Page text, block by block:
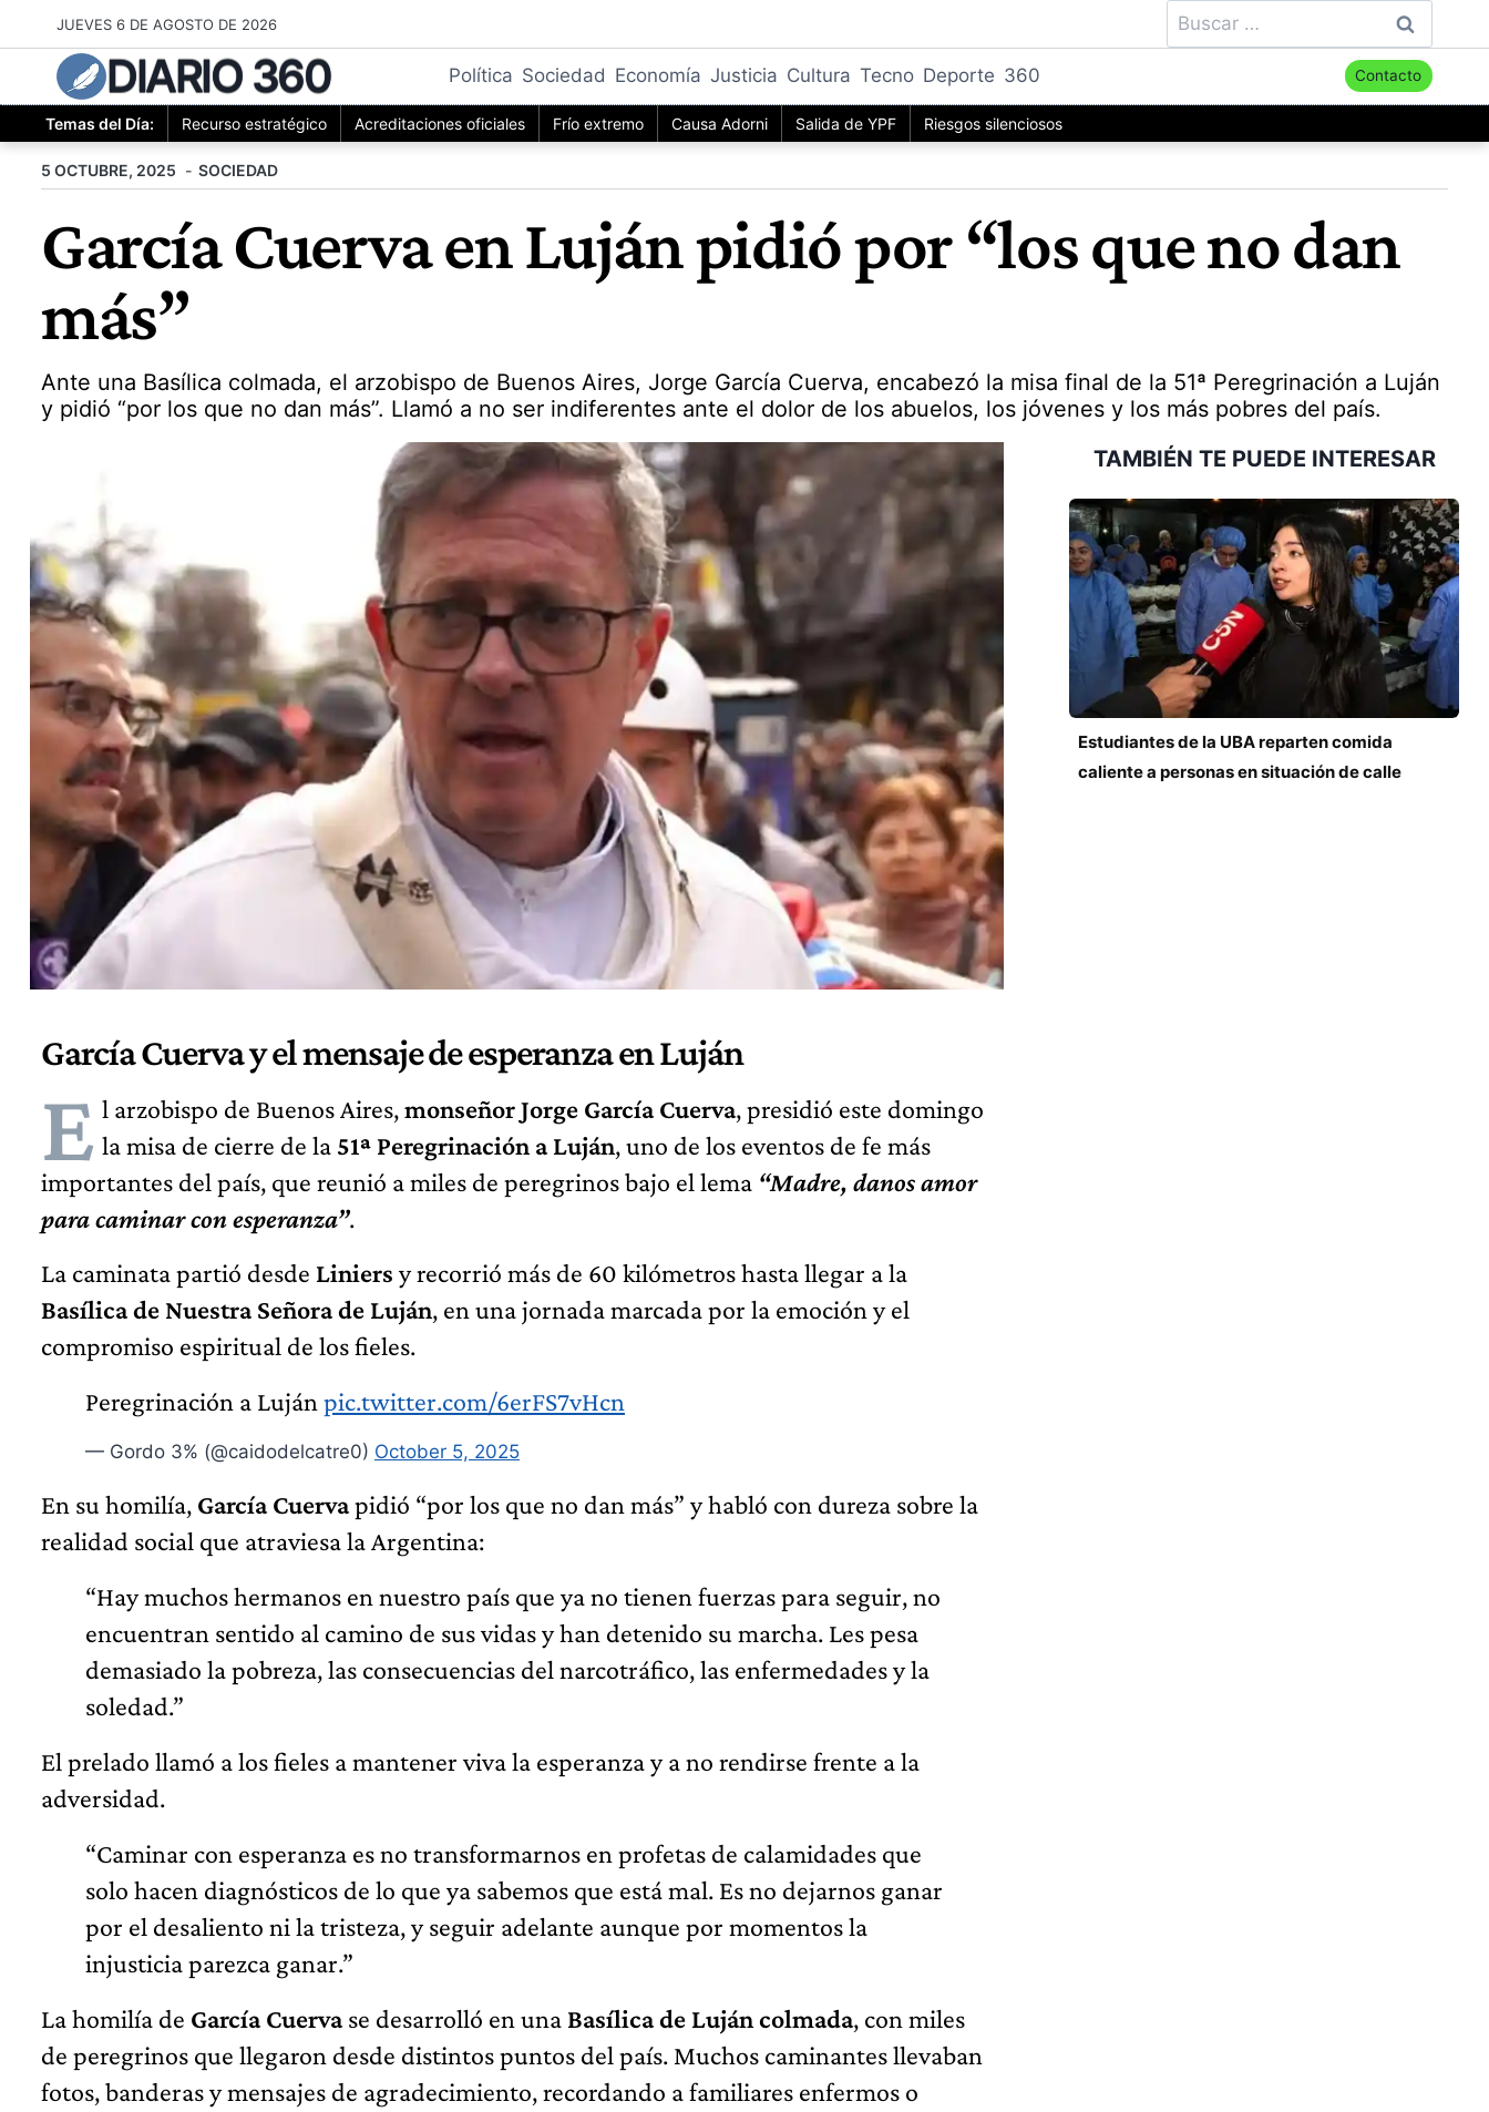
al
contenido
JUEVES 6 DE AGOSTO DE 2026 Buscar:
DIARIO 360 Política Sociedad Economía Justicia Cultura Tecno Deporte 360 Contacto
Temas del Día: Recurso estratégico Acreditaciones oficiales Frío extremo Causa Adorni Salida de YPF Riesgos silenciosos
5 OCTUBRE, 2025 SOCIEDAD
García Cuerva en Luján pidió por “los que no dan
más”
Ante una Basílica colmada, el arzobispo de Buenos Aires, Jorge García Cuerva, encabezó la misa final de la 51ª Peregrinación a Luján
y pidió “por los que no dan más”. Llamó a no ser indiferentes ante el dolor de los abuelos, los jóvenes y los más pobres del país.
García Cuerva y el mensaje de esperanza en Luján
E l arzobispo de Buenos Aires,monseñor Jorge García Cuerva, presidió este domingo
la misa de cierre de la 51ª Peregrinación a Luján, uno de los eventos de fe más
importantes del país, que reunió a miles de peregrinos bajo el lema “Madre, danos amor
para caminar con esperanza”.
La caminata partió desde Liniers y recorrió más de 60 kilómetros hasta llegar a la
Basílica de Nuestra Señora de Luján, en una jornada marcada por la emoción y el
compromiso espiritual de los fieles.
Peregrinación a Luján pic.twitter.com/6erFS7vHcn
— Gordo 3% (@caidodelcatre0) October 5, 2025
En su homilía, García Cuervapidió “por los que no dan más” y habló con dureza sobre la
realidad social que atraviesa la Argentina:
“Hay muchos hermanos en nuestro país que ya no tienen fuerzas para seguir, no
encuentran sentido al camino de sus vidas y han detenido su marcha. Les pesa
demasiado la pobreza, las consecuencias del narcotráfico, las enfermedades y la
soledad.”
El prelado llamó a los fieles a mantener viva la esperanza y a no rendirse frente a la
adversidad.
“Caminar con esperanza es no transformarnos en profetas de calamidades que
solo hacen diagnósticos de lo que ya sabemos que está mal. Es no dejarnos ganar
por el desaliento ni la tristeza, y seguir adelante aunque por momentos la
injusticia parezca ganar.”
La homilía de García Cuervase desarrolló en una Basílica de Luján colmada, con miles
de peregrinos que llegaron desde distintos puntos del país. Muchos caminantes llevaban
fotos, banderas y mensajes de agradecimiento, recordando a familiares enfermos o
TAMBIÉN TE PUEDE INTERESAR
Estudiantes de la UBA reparten comida
caliente a personas en situación de calle